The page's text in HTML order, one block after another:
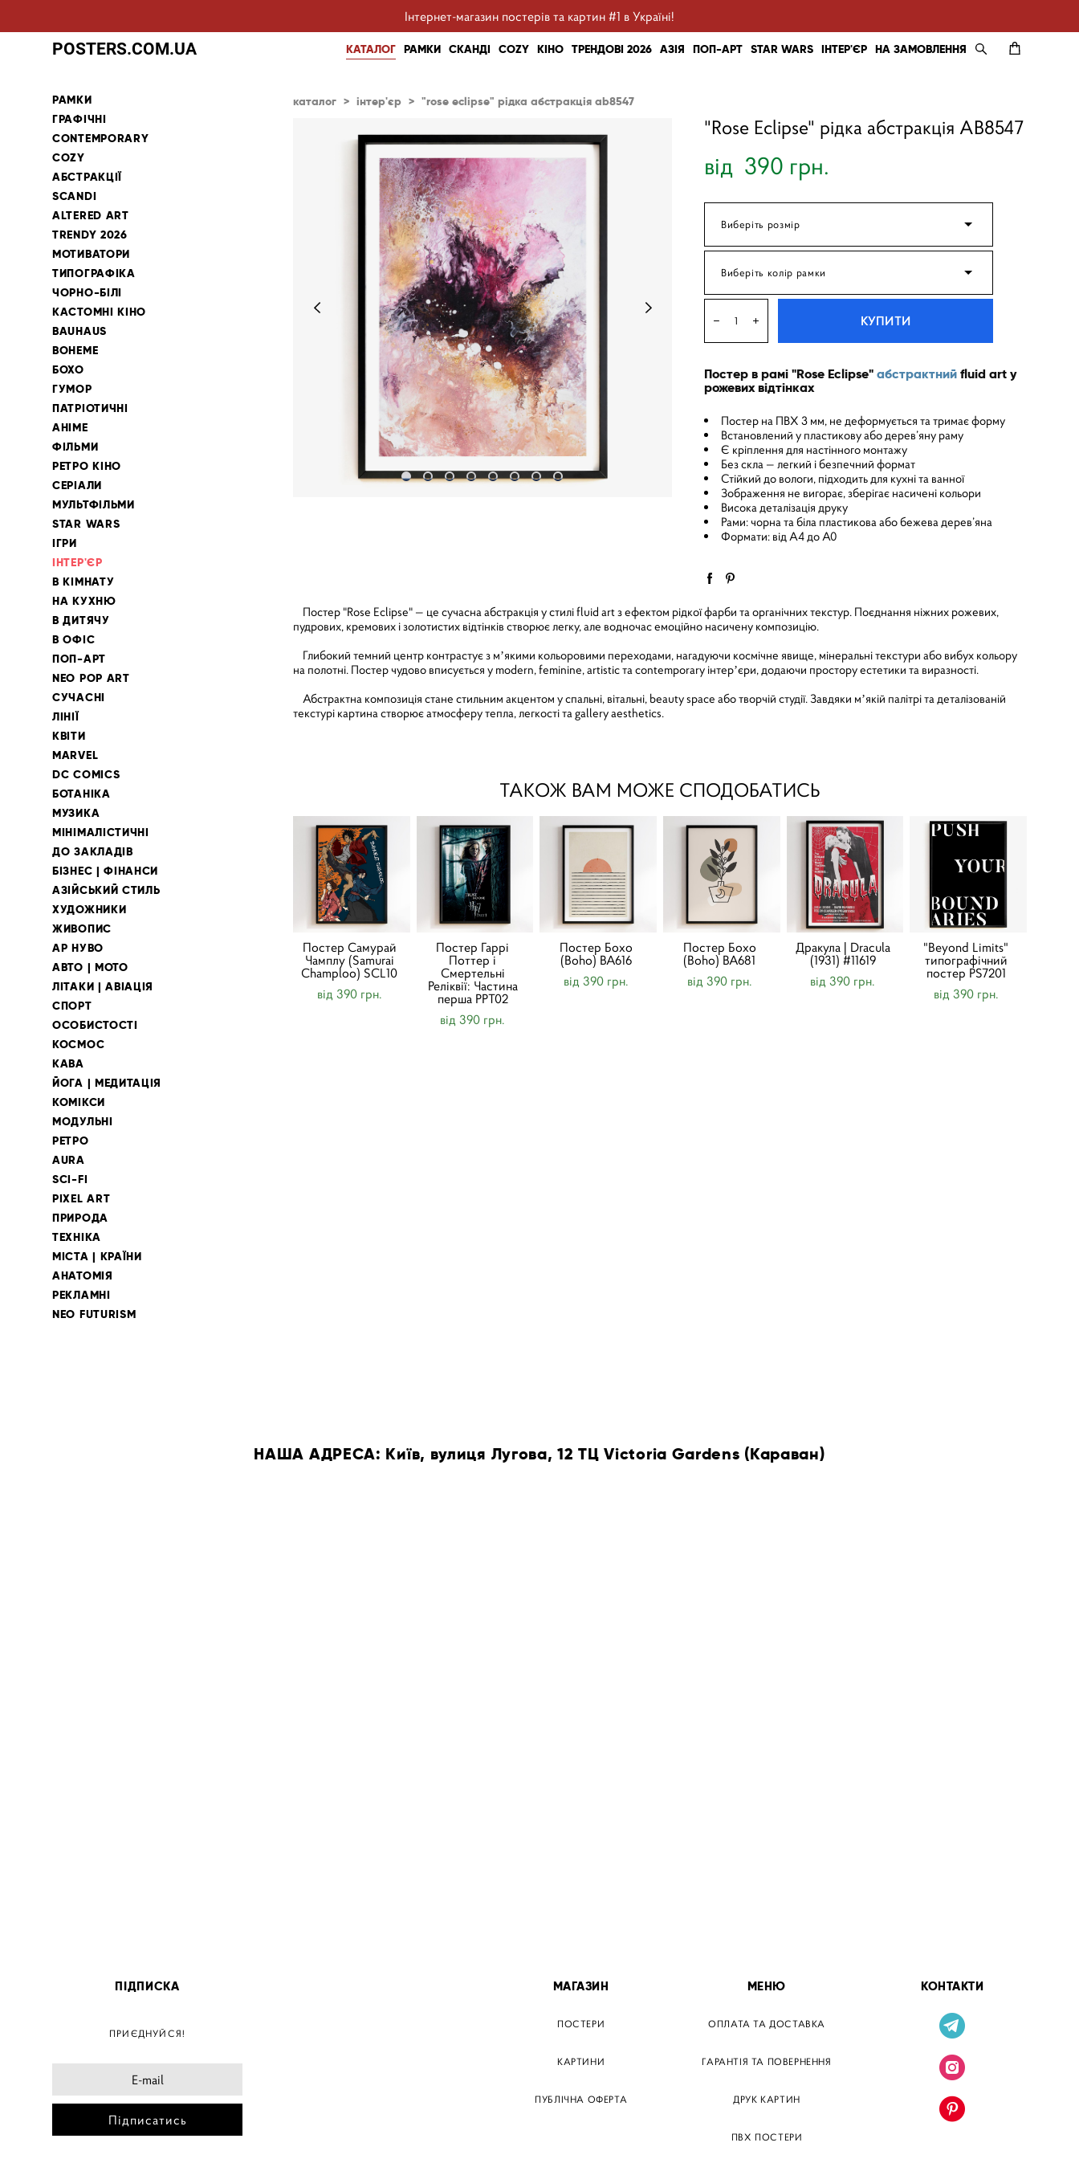
Інтернет-магазин постерів та картин #1 в Україні!
POSTERS.COM.UA КАТАЛОГ РАМКИ СКАНДІ COZY КІНО ТРЕНДОВІ 2026 АЗІЯ ПОП-АРТ STAR WARS ІНТЕР'ЄР НА ЗАМОВЛЕННЯ
РАМКИ
ГРАФІЧНІ
CONTEMPORARY
COZY
АБСТРАКЦІЇ
SCANDI
ALTERED ART
TRENDY 2026
МОТИВАТОРИ
ТИПОГРАФІКА
ЧОРНО-БІЛІ
КАСТОМНІ КІНО
BAUHAUS
BOHEME
БОХО
ГУМОР
ПАТРІОТИЧНІ
АНІМЕ
ФІЛЬМИ
РЕТРО КІНО
СЕРІАЛИ
МУЛЬТФІЛЬМИ
STAR WARS
ІГРИ
ІНТЕР'ЄР
В КІМНАТУ
НА КУХНЮ
В ДИТЯЧУ
В ОФІС
ПОП-АРТ
NEO POP ART
СУЧАСНІ
ЛІНІЇ
КВІТИ
MARVEL
DC COMICS
БОТАНІКА
МУЗИКА
МІНІМАЛІСТИЧНІ
ДО ЗАКЛАДІВ
БІЗНЕС | ФІНАНСИ
АЗІЙСЬКИЙ СТИЛЬ
ХУДОЖНИКИ
ЖИВОПИС
АР НУВО
АВТО | МОТО
ЛІТАКИ | АВІАЦІЯ
СПОРТ
ОСОБИСТОСТІ
КОСМОС
КАВА
ЙОГА | МЕДИТАЦІЯ
КОМІКСИ
МОДУЛЬНІ
РЕТРО
AURA
SCI-FI
PIXEL ART
ПРИРОДА
ТЕХНІКА
МІСТА | КРАЇНИ
АНАТОМІЯ
РЕКЛАМНІ
NEO FUTURISM
каталог > інтер'єр > "rose eclipse" рідка абстракція ab8547
"Rose Eclipse" рідка абстракція AB8547
від 390 грн.
Виберіть розмір
Виберіть колір рамки
КУПИТИ
Постер в рамі "Rose Eclipse"абстрактнийfluid art у
рожевих відтінках
Постер на ПВХ 3 мм, не деформується та тримає форму
Встановлений у пластикову або дерев’яну раму
Є кріплення для настінного монтажу
Без скла — легкий і безпечний формат
Стійкий до вологи, підходить для кухні та ванної
Зображення не вигорає, зберігає насичені кольори
Висока деталізація друку
Рами: чорна та біла пластикова або бежева дерев’яна
Формати: від A4 до A0
Постер "Rose Eclipse" — це сучасна абстракція у стилі fluid art з ефектом рідкої фарби та органічних текстур. Поєднання ніжних рожевих,
пудрових, кремових і золотистих відтінків створює легку, але водночас емоційно насичену композицію.
Глибокий темний центр контрастує з мʼякими кольоровими переходами, нагадуючи космічне явище, мінеральні текстури або вибух кольору
на полотні. Постер чудово вписується у modern, feminine, artistic та contemporary інтерʼєри, додаючи простору естетики та виразності.
Абстрактна композиція стане стильним акцентом у спальні, вітальні, beauty space або творчій студії. Завдяки мʼякій палітрі та деталізованій
текстурі картина створює атмосферу тепла, легкості та gallery aesthetics.
ТАКОЖ ВАМ МОЖЕ СПОДОБАТИСЬ
Постер Самурай
Чамплу (Samurai
Champloo) SCL10
від 390 грн.
Постер Гаррі
Поттер і
Смертельні
Реліквії: Частина
перша PPT02
від 390 грн.
Постер Бохо
(Boho) BA616
від 390 грн.
Постер Бохо
(Boho) BA681
від 390 грн.
Дракула | Dracula
(1931) #11619
від 390 грн.
"Beyond Limits"
типографічний
постер PS7201
від 390 грн.
НАША АДРЕСА: Київ, вулиця Лугова, 12 ТЦ Victoria Gardens (Караван)
ПІДПИСКА
ПРИЄДНУЙСЯ!
Підписатись
МАГАЗИН
ПОСТЕРИ
КАРТИНИ
ПУБЛІЧНА ОФЕРТА
МЕНЮ
ОПЛАТА ТА ДОСТАВКА
ГАРАНТІЯ ТА ПОВЕРНЕННЯ
ДРУК КАРТИН
ПВХ ПОСТЕРИ
КОНТАКТИ